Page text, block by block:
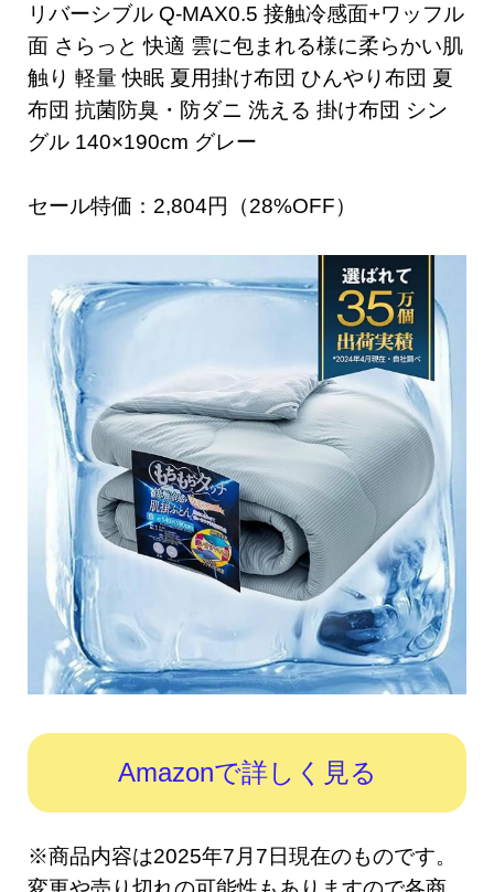
リバーシブル Q-MAX0.5 接触冷感面+ワッフル
面 さらっと 快適 雲に包まれる様に柔らかい肌
触り 軽量 快眠 夏用掛け布団 ひんやり布団 夏
布団 抗菌防臭・防ダニ 洗える 掛け布団 シン
グル 140×190cm グレー
セール特価：2,804円（28%OFF）
Amazonで詳しく見る
※商品内容は2025年7月7日現在のものです。